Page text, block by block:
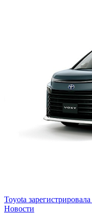
Toyota
Новости